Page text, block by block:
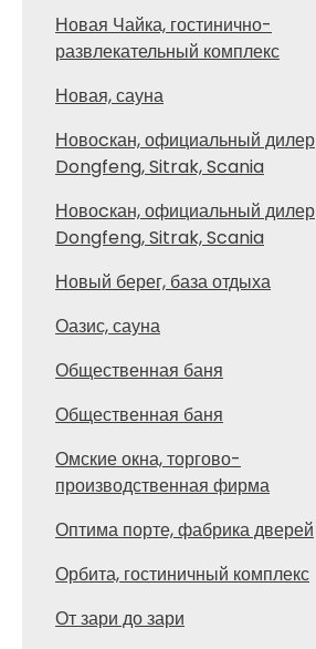
Новая Чайка, гостинично-
развлекательный комплекс
Новая, сауна
Новоcкан, официальный дилер
Dongfeng, Sitrak, Scania
Новоcкан, официальный дилер
Dongfeng, Sitrak, Scania
Новый берег, база отдыха
Оазис, сауна
Общественная баня
Общественная баня
Омские окна, торгово-
производственная фирма
Оптима порте, фабрика дверей
Орбита, гостиничный комплекс
От зари до зари